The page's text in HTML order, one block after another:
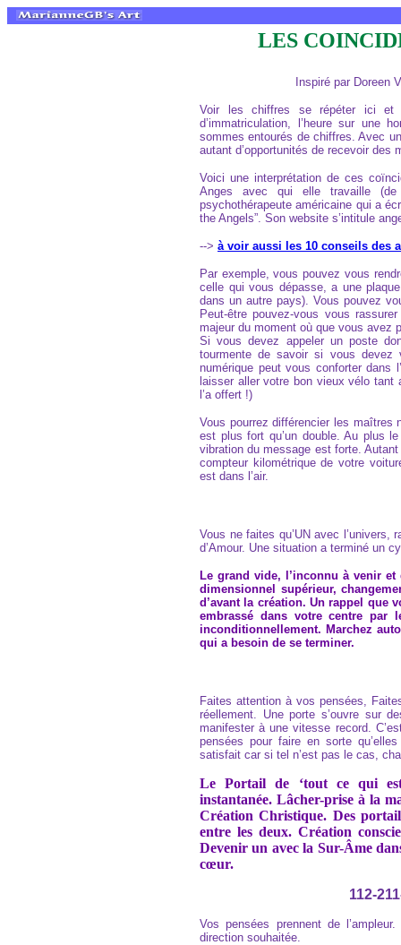
LES
Inspiré par Doreen
Voir les chiffres se répéter ici et
d’immatriculation, l’heure sur une
sommes entourés de chiffres. Avec
autant d’opportunités de recevoir des
Voici une interprétation de ces
Anges avec qui elle travaille
psychothérapeute américaine qui a
the Angels”. Son website s’intitule
--> à voir aussi les 10 conseils des
Par exemple, vous pouvez vous
celle qui vous dépasse, a une
dans un autre pays). Vous pouvez
Peut-être pouvez-vous vous
majeur du moment où que vous avez
Si vous devez appeler un poste
tourmente de savoir si vous
numérique peut vous conforter dans
laisser aller votre bon vieux vélo tant
l’a offert !)
Vous pourrez différencier les maîtres
est plus fort qu’un double. Au plus
vibration du message est forte.
compteur kilométrique de votre
est dans l’air.
Vous ne faites qu’UN avec
d’Amour. Une situation a terminé un
Le grand vide, l’inconnu à venir
dimensionnel supérieur,
d’avant la création. Un rappel que
embrassé dans votre centre par
inconditionnellement. Marchez
qui a besoin de se terminer.
Faites attention à vos pensées,
réellement. Une porte s’ouvre sur
manifester à une vitesse record.
pensées pour faire en sorte
satisfait car si tel n’est pas le cas,
Le Portail de ‘tout ce qui
instantanée. Lâcher-prise à la
Création Christique. Des
entre les deux. Création
Devenir un avec la Sur-Âme
cœur.
112-
Vos pensées prennent de
direction souhaitée.